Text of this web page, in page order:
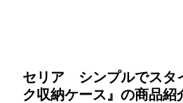
セリア シンプルでスタ
ク収納ケース』の商品紹